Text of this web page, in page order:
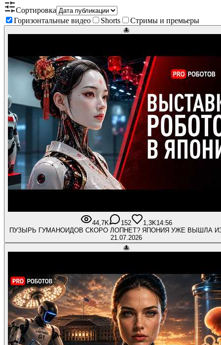
Сортировка
Горизонтальные видео
Shorts Стримы и премьеры
🐙
44,7K 152 1,3K14:56
ПУЗЫРЬ ГУМАНОИДОВ СКОРО ЛОПНЕТ? ЯПОНИЯ УЖЕ ВЫШЛА
21.07.2026
🐙